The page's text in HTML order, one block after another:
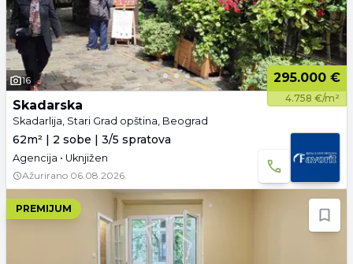
16 295.000 €
4.758 €/m²
Skadarska
Skadarlija, Stari Grad opština, Beograd
62m² | 2 sobe | 3/5 spratova
Agencija • Uknjižen
Ažurirano 06.08.2026.
PREMIJUM